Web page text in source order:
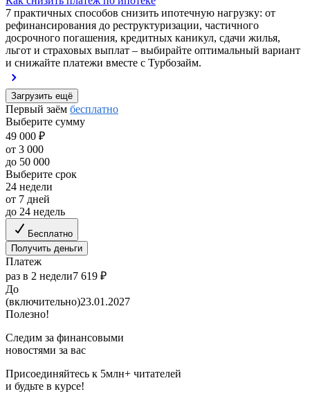
7 практичных способов снизить ипотечную нагрузку: от
рефинансирования до реструктуризации, частичного
досрочного погашения, кредитных каникул, сдачи жилья,
льгот и страховых выплат – выбирайте оптимальный вариант
и снижайте платежи вместе с Турбозайм.
Загрузить ещё
Первый заём бесплатно
Выберите сумму
49 000 ₽
от 3 000
до 50 000
Выберите срок
24 недели
от 7 дней
до 24 недель
Бесплатно
Получить деньги
Платеж
раз в 2 недели7 619 ₽
До
(включительно)23.01.2027
Полезно!
Следим за финансовыми
новостями за вас
Присоединяйтесь к 5млн+ читателей
и будьте в курсе!